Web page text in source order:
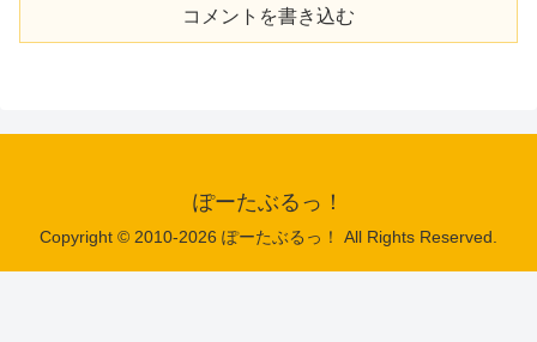
コメントを書き込む
ぽーたぶるっ！
Copyright © 2010-2026 ぽーたぶるっ！ All Rights Reserved.